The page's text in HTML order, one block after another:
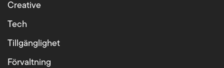
Creative
Tech
Tillgänglighet
Förvaltning